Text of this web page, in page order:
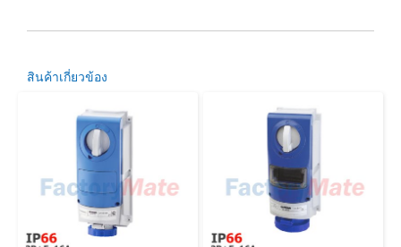
สินค้าเกี่ยวข้อง